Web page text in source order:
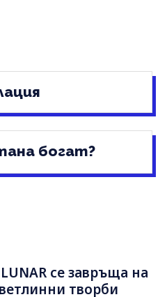
богат?
се завръща на
творби